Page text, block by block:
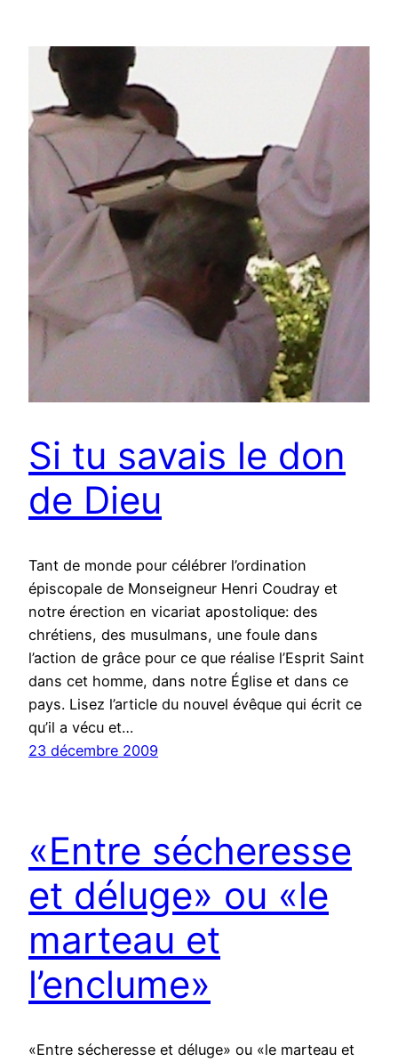
Si tu savais le don
de Dieu
Tant de monde pour célébrer l’ordination
épiscopale de Monseigneur Henri Coudray et
notre érection en vicariat apostolique: des
chrétiens, des musulmans, une foule dans
l’action de grâce pour ce que réalise l’Esprit Saint
dans cet homme, dans notre Église et dans ce
pays. Lisez l’article du nouvel évêque qui écrit ce
qu’il a vécu et…
23 décembre 2009
«Entre sécheresse
et déluge» ou «le
marteau et
l’enclume»
«Entre sécheresse et déluge» ou «le marteau et